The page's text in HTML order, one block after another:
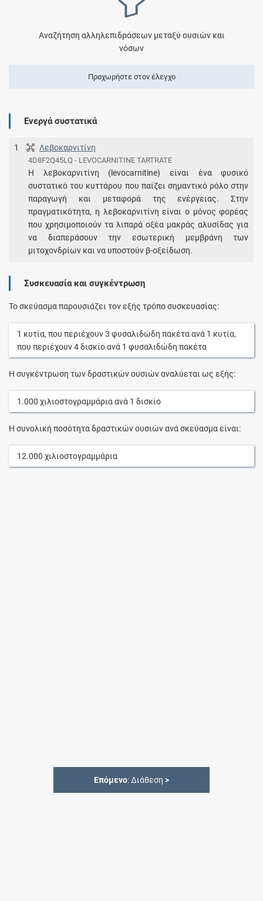
Αναζήτηση αλληλεπιδράσεων μεταξύ ουσιών και
νόσων
Προχωρήστε στον έλεγχο
Ενεργά συστατικά
1 Λεβοκαρνιτίνη
4D8F2Q45LQ - LEVOCARNITINE TARTRATE
Η λεβοκαρνιτίνη (levocarnitine) είναι ένα φυσικό
συστατικό του κυττάρου που παίζει σημαντικό ρόλο στην
παραγωγή και μεταφορά της ενέργειας. Στην
πραγματικότητα, η λεβοκαρνιτίνη είναι ο μόνος φορέας
που χρησιμοποιούν τα λιπαρά οξέα μακράς αλυσίδας για
να διαπεράσουν την εσωτερική μεμβράνη των
μιτοχονδρίων και να υποστούν β-οξείδωση.
Συσκευασία και συγκέντρωση
Το σκεύασμα παρουσιάζει τον εξής τρόπο συσκευασίας:
1 κυτία, που περιέχουν3 φυσαλιδώδη πακέταανά 1 κυτία,
που περιέχουν4δισκίοανά 1 φυσαλιδώδη πακέτα
Η συγκέντρωση των δραστικών ουσιών αναλύεται ως εξής:
1.000 χιλιοστογραμμάριαανά 1 δισκίο
Η συνολική ποσότητα δραστικών ουσιών ανά σκεύασμα είναι:
12.000 χιλιοστογραμμάρια
Επόμενο: Διάθεση >